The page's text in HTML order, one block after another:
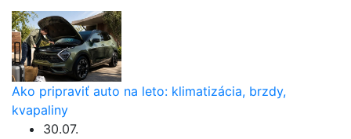
Ako pripraviť auto na leto: klimatizácia, brzdy,
kvapaliny
30.07.